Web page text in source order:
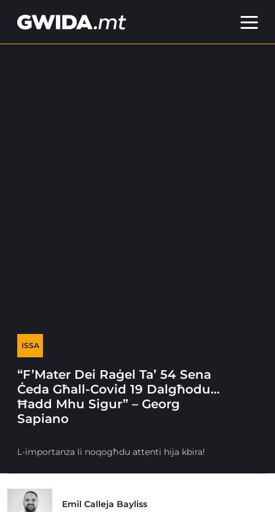
ISSA
“F’Mater Dei Raġel Ta’ 54 Sena
Ċeda Għall-Covid 19 Dalgħodu…
Ħadd Mhu Sigur” – Georg
Sapiano
L-importanza li noqogħdu attenti hija kbira!
Emil Calleja Bayliss